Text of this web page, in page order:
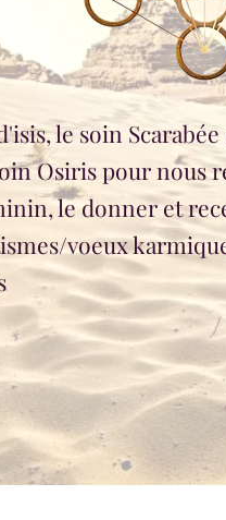
le soin
Osiris pour nous
le donner et
voeux